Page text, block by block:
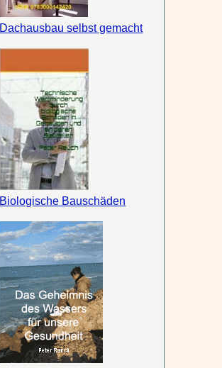
Dachausbau selbst gemacht
Biologische Bauschäden